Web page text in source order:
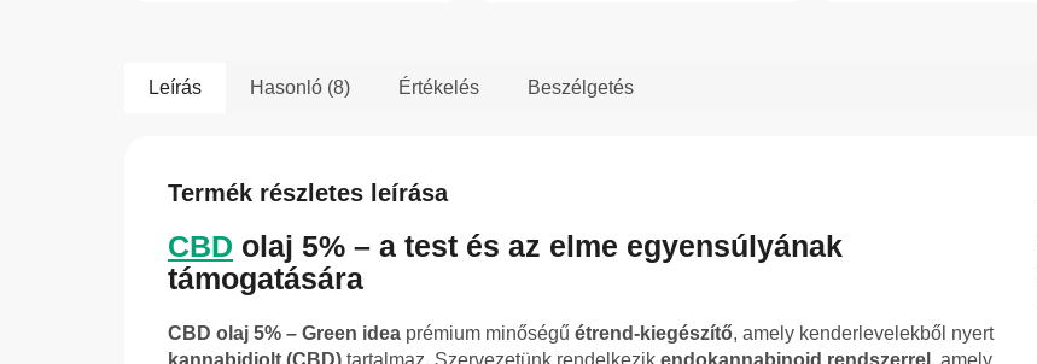
Leírás Hasonló (8) Értékelés Beszélgetés
Termék részletes leírása
CBD olaj 5% – a test és az elme egyensúlyának
támogatására
CBD olaj 5% – Green idea prémium minőségű étrend-kiegészítő, amely kenderlevelekből nyert